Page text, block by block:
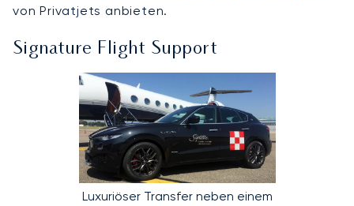
von Privatjets anbieten.
Signature Flight Support
Luxuriöser Transfer neben einem